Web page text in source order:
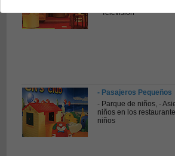
- Televisión
- Pasajeros Pequeños
- Parque de niños, -
niños en los
niños